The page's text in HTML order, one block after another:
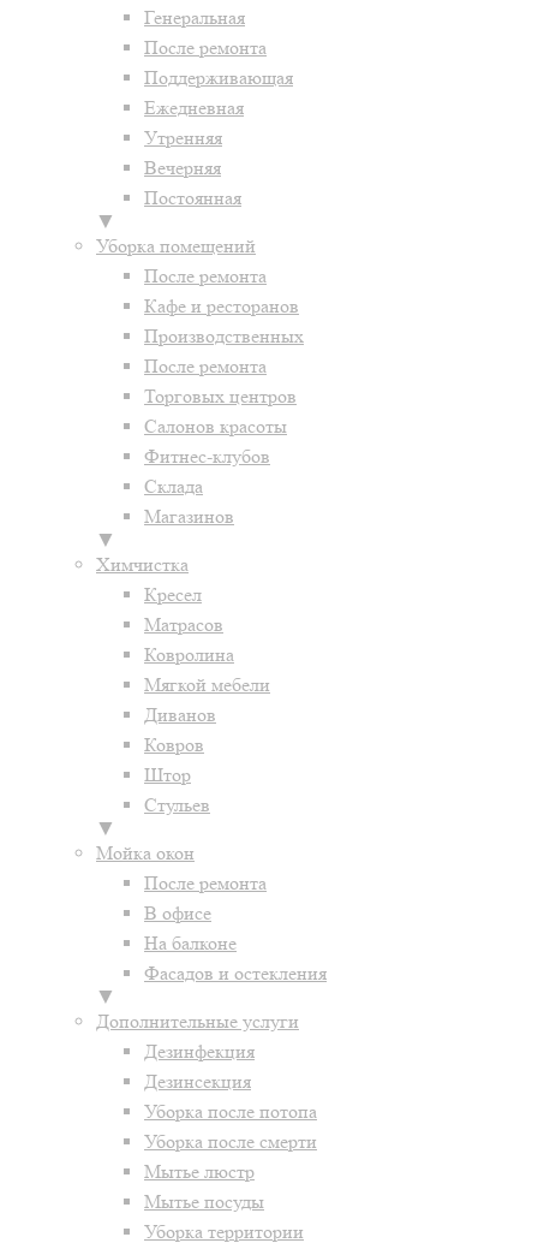
Генеральная
После ремонта
Поддерживающая
Ежедневная
Утренняя
Вечерняя
Постоянная
▼
Уборка помещений
После ремонта
Кафе и ресторанов
Производственных
После ремонта
Торговых центров
Салонов красоты
Фитнес-клубов
Склада
Магазинов
▼
Химчистка
Кресел
Матрасов
Ковролина
Мягкой мебели
Диванов
Ковров
Штор
Стульев
▼
Мойка окон
После ремонта
В офисе
На балконе
Фасадов и остекления
▼
Дополнительные услуги
Дезинфекция
Дезинсекция
Уборка после потопа
Уборка после смерти
Мытье люстр
Мытье посуды
Уборка территории